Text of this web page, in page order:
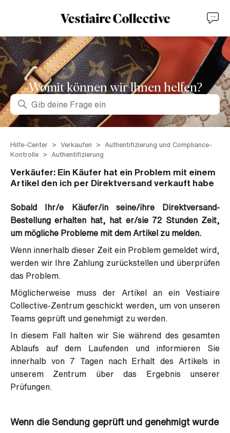
Womit können wir lhnen helfen?
Suche
Hilfe-Center Verkaufen
Authentifizierung und Compliance-
Kontrolle
Authentifizierung
Verkäufer: Ein Käufer hat ein Problem mit einem
Artikel den ich per Direktversand verkauft habe
Sobald Ihr/e Käufer/in seine/ihre Direktversand-
Bestellung erhalten hat, hat er/sie 72 Stunden Zeit,
um mögliche Probleme mit dem Artikel zu melden.
Wenn innerhalb dieser Zeit ein Problem gemeldet wird,
werden wir Ihre Zahlung zurückstellen und überprüfen
das Problem.
Möglicherweise muss der Artikel an ein Vestiaire
Collective-Zentrum geschickt werden, um von unseren
Teams geprüft und genehmigt zu werden.
In diesem Fall halten wir Sie während des gesamten
Ablaufs auf dem Laufenden und informieren Sie
innerhalb von 7 Tagen nach Erhalt des Artikels in
unserem Zentrum über das Ergebnis unserer
Prüfungen.
Wenn die Sendung geprüft und genehmigt wurde